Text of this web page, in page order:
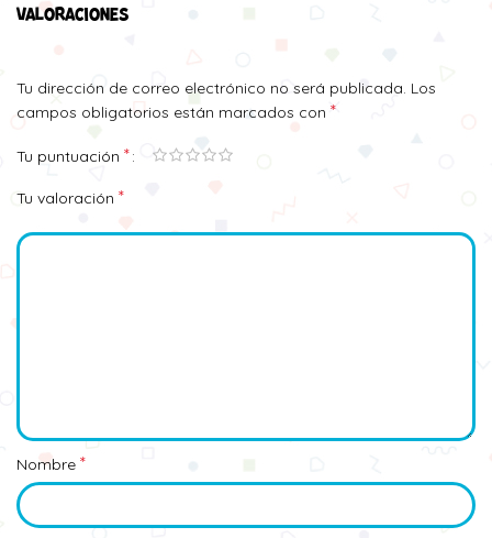
VALORACIONES
Tu dirección de correo electrónico no será publicada. Los
campos obligatorios están marcados con *
Tu puntuación *
Tu valoración *
Nombre *